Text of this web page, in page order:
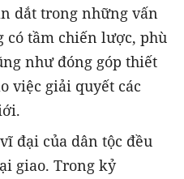
dắt trong những vấn
có tầm chiến lược, phù
như đóng góp thiết
việc giải quyết các
đại của dân tộc đều
giao. Trong kỷ